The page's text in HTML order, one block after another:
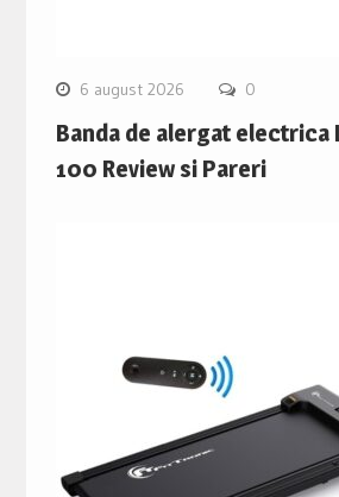
6 august 2026 0
Banda de alergat electrica
100 Review si Pareri